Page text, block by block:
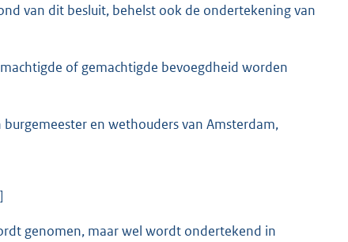
van dit besluit, behelst ook de ondertekening van
of gemachtigde bevoegdheid worden
en wethouders van Amsterdam,
genomen, maar wel wordt ondertekend in